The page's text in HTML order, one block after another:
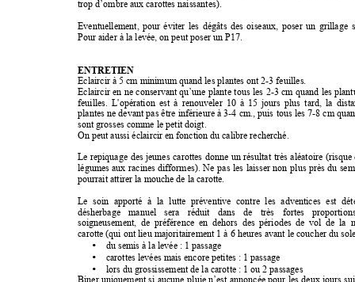
trop d’ombre aux carottes naissantes).
Eventuellement, pour éviter les dégâts des oiseaux, poser un grillage
Pour aider à la levée, on peut poser un P17.
ENTRETIEN
Eclaircir à 5 cm minimum quand les plantes ont 2-3 feuilles.
Eclaircir en ne conservant qu’une plante tous les 2-3 cm quand les
feuilles. L'opération est à renouveler 10 à 15 jours plus tard, la
plantes ne devant pas être inférieure à 3-4 cm., puis tous les 7-8 cm
sont grosses comme le petit doigt.
On peut aussi éclaircir en fonction du calibre recherché.
Le repiquage des jeunes carottes donne un résultat très aléatoire (risque
légumes aux racines difformes). Ne pas les laisser non plus près du
pourrait attirer la mouche de la carotte.
Le soin apporté à la lutte préventive contre les adventices est
désherbage
manuel sera réduit dans de très fortes
soigneusement, de  préférence en dehors  des périodes de  vol de la
carotte (qui ont lieu majoritairement 1 à 6 heures avant le coucher du
• du semis à la levée : 1 passage
• carottes levées mais encore petites : 1 passage
•
lors du grossissement de la carotte : 1 ou 2 passages